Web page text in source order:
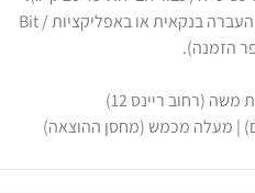
כרטיסי אשראי, PayPal, העברה בנקאית או באפליקציות Bit /
(רחוב ריינס 12)
| מעלה מכמש (מחסן ההוצאה)